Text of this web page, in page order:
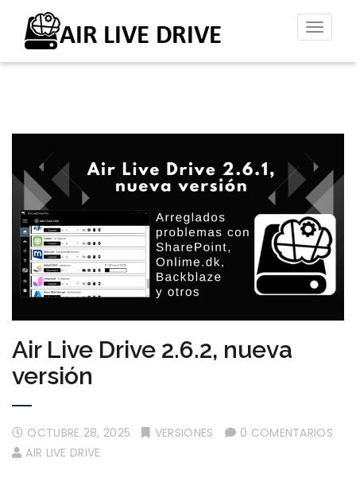
Air Live Drive 2.6.2, nueva
versión
OCTUBRE 28, 2025 VERSIONES
0 COMENTARIOS
AIR LIVE DRIVE